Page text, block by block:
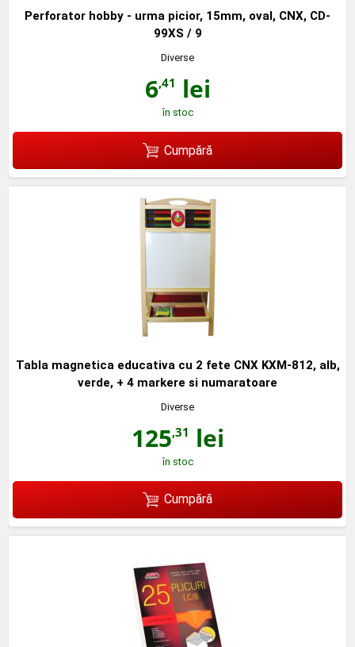
Perforator hobby - urma picior, 15mm, oval, CNX, CD-
99XS / 9
Diverse
6,41 lei
în stoc
Cumpără
Tabla magnetica educativa cu 2 fete CNX KXM-812, alb,
verde, + 4 markere si numaratoare
Diverse
125,31 lei
în stoc
Cumpără